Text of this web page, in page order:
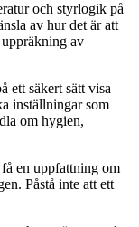
och styrlogik på
av hur det är att
uppräkning av
ett säkert sätt visa
inställningar som
om hygien,
en uppfattning om
Påstå inte att ett